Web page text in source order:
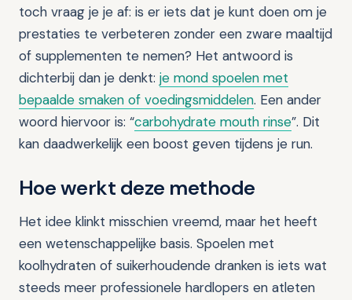
toch vraag je je af: is er iets dat je kunt doen om je
prestaties te verbeteren zonder een zware maaltijd
of supplementen te nemen? Het antwoord is
dichterbij dan je denkt: je mond spoelen met
bepaalde smaken of voedingsmiddelen. Een ander
woord hiervoor is: “carbohydrate mouth rinse”. Dit
kan daadwerkelijk een boost geven tijdens je run.
Hoe werkt deze methode
Het idee klinkt misschien vreemd, maar het heeft
een wetenschappelijke basis. Spoelen met
koolhydraten of suikerhoudende dranken is iets wat
steeds meer professionele hardlopers en atleten